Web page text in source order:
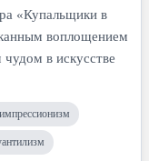
«Купальщики в
воплощением
в искусстве